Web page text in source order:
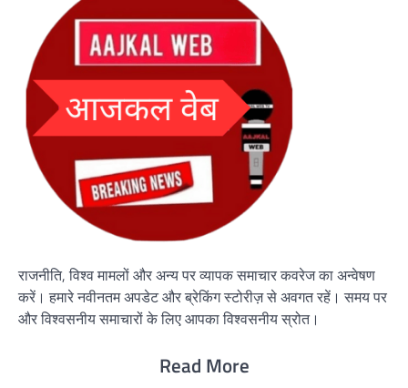
राजनीति, विश्व मामलों और अन्य पर व्यापक समाचार कवरेज का अन्वेषण
करें। हमारे नवीनतम अपडेट और ब्रेकिंग स्टोरीज़ से अवगत रहें। समय पर
और विश्वसनीय समाचारों के लिए आपका विश्वसनीय स्रोत।
Read More